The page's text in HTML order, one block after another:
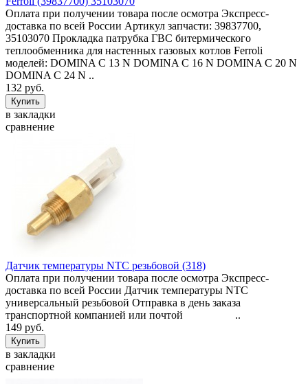
Оплата при получении товара после осмотра Экспресс-
доставка по всей России Артикул запчасти: 39837700,
35103070 Прокладка патрубка ГВС битермического
теплообменника для настенных газовых котлов Ferroli
моделей: DOMINA C 13 N DOMINA C 16 N DOMINA C 20 N
DOMINA C 24 N ..
132 руб.
в закладки
сравнение
Датчик температуры NTC резьбовой (318)
Оплата при получении товара после осмотра Экспресс-
доставка по всей России Датчик температуры NTC
универсальный резьбовой Отправка в день заказа
транспортной компанией или почтой ..
149 руб.
в закладки
сравнение